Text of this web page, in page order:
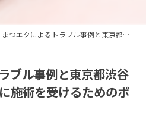
まつエクによるトラブル事例と東京都渋谷区恵比寿南で安全に施術を受けるためのポイント
ブル事例と東京都渋谷
施術を受けるためのポ